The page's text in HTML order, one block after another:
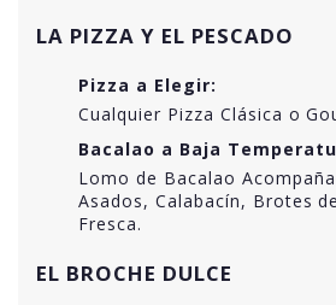
LA PIZZA Y EL PESCADO
Pizza a Elegir:
Cualquier Pizza Clásica o
Bacalao a Baja
Lomo de Bacalao
Asados, Calabacín, Brotes
Fresca.
EL BROCHE DULCE